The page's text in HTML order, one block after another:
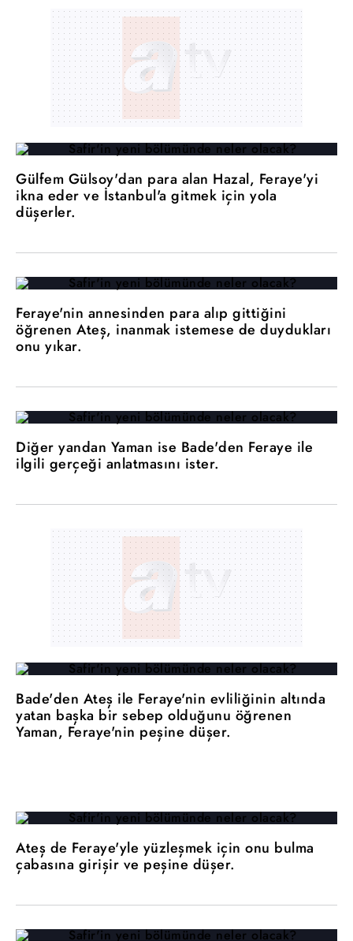
Gülfem Gülsoy'dan para alan Hazal, Feraye'yi
ikna eder ve İstanbul'a gitmek için yola
düşerler.
Feraye'nin annesinden para alıp gittiğini
öğrenen Ateş, inanmak istemese de duydukları
onu yıkar.
Diğer yandan Yaman ise Bade'den Feraye ile
ilgili gerçeği anlatmasını ister.
Bade'den Ateş ile Feraye'nin evliliğinin altında
yatan başka bir sebep olduğunu öğrenen
Yaman, Feraye'nin peşine düşer.
Ateş de Feraye'yle yüzleşmek için onu bulma
çabasına girişir ve peşine düşer.